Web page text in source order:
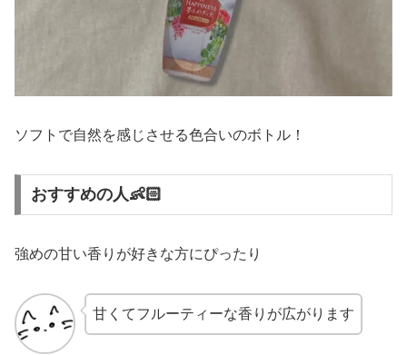
ソフトで自然を感じさせる色合いのボトル！
おすすめの人👶🏻
強めの甘い香りが好きな方にぴったり
甘くてフルーティーな香りが広がります